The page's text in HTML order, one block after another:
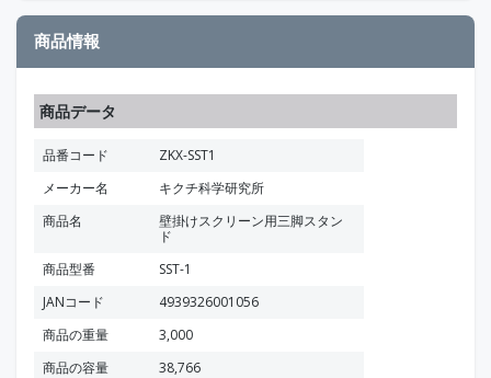
商品情報
商品データ
品番コード
ZKX-SST1
メーカー名
キクチ科学研究所
商品名
壁掛けスクリーン用三脚スタン
ド
商品型番
SST-1
JANコード
4939326001056
商品の重量
3,000
商品の容量
38,766